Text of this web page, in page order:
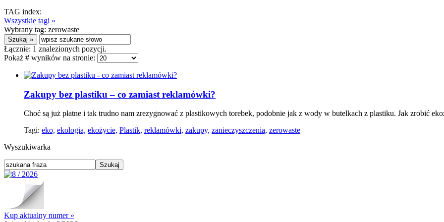
TAG index:
Wszystkie tagi »
Wybrany tag: zerowaste
Łącznie: 1 znalezionych pozycji.
Pokaż # wyników na stronie:
Zakupy bez plastiku – co zamiast reklamówki?
Choć są już płatne i tak trudno nam zrezygnować z plastikowych torebek, podobnie jak z wody w butelkach z plastiku. Jak zrobić
Tagi: eko, ekologia, ekożycie, Plastik, reklamówki, zakupy, zanieczyszczenia, zerowaste
Wyszukiwarka
Kup aktualny numer »